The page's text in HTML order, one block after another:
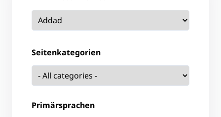
Seitenkategorien
Primärsprachen